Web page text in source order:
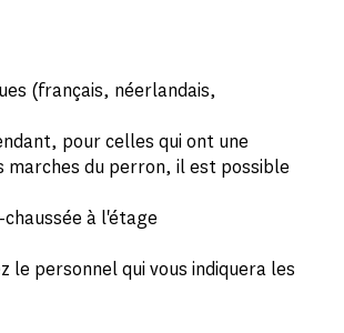
(français, néerlandais,
pour celles qui ont une
du perron, il est possible
à l'étage
personnel qui vous indiquera les